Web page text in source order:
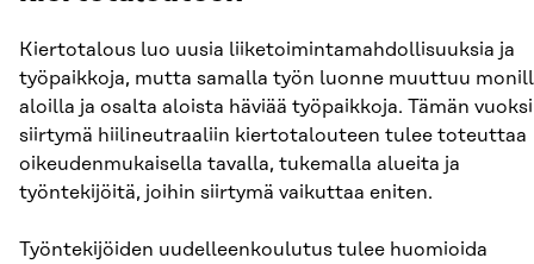
Kiertotalous luo uusia liiketoimintamahdollisuuksia ja
työpaikkoja, mutta samalla työn luonne muuttuu
aloilla ja osalta aloista häviää työpaikkoja. Tämän vuoksi
siirtymä hiilineutraaliin kiertotalouteen tulee toteuttaa
oikeudenmukaisella tavalla, tukemalla alueita ja
työntekijöitä, joihin siirtymä vaikuttaa eniten.
Työntekijöiden uudelleenkoulutus tulee huomioida